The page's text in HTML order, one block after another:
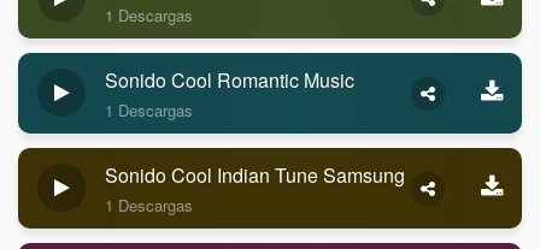
1 Descargas
Sonido Cool Romantic Music
1 Descargas
Sonido Cool Indian Tune Samsung
1 Descargas